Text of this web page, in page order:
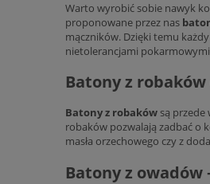
Warto wyrobić sobie nawyk
proponowane przez nas
mączników. Dzięki temu
nietolerancjami
Batony z
Batony z robaków są
robaków pozwalają zadbać o
masła orzechowego czy z
Batony z owadów